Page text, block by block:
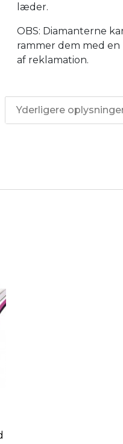
læder.
OBS: Diamanterne
rammer dem med
af reklamation.
Yderligere